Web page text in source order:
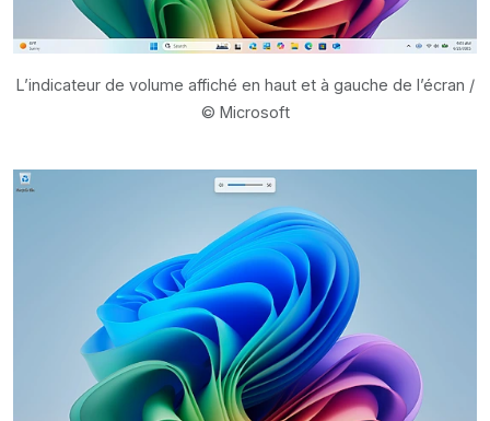
L’indicateur de volume affiché en haut et à gauche de l’écran /
© Microsoft